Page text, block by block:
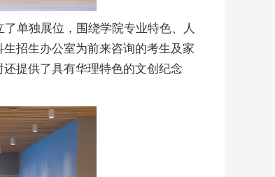
单独展位，围绕学院专业特色、人
招生办公室为前来咨询的考生及家
提供了具有华理特色的文创纪念